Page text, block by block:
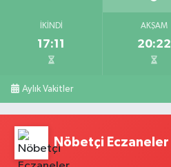
İKINDI
17:11
AKŞAM
20:22
Aylık Vakitler
Nöbetçi Eczaneler